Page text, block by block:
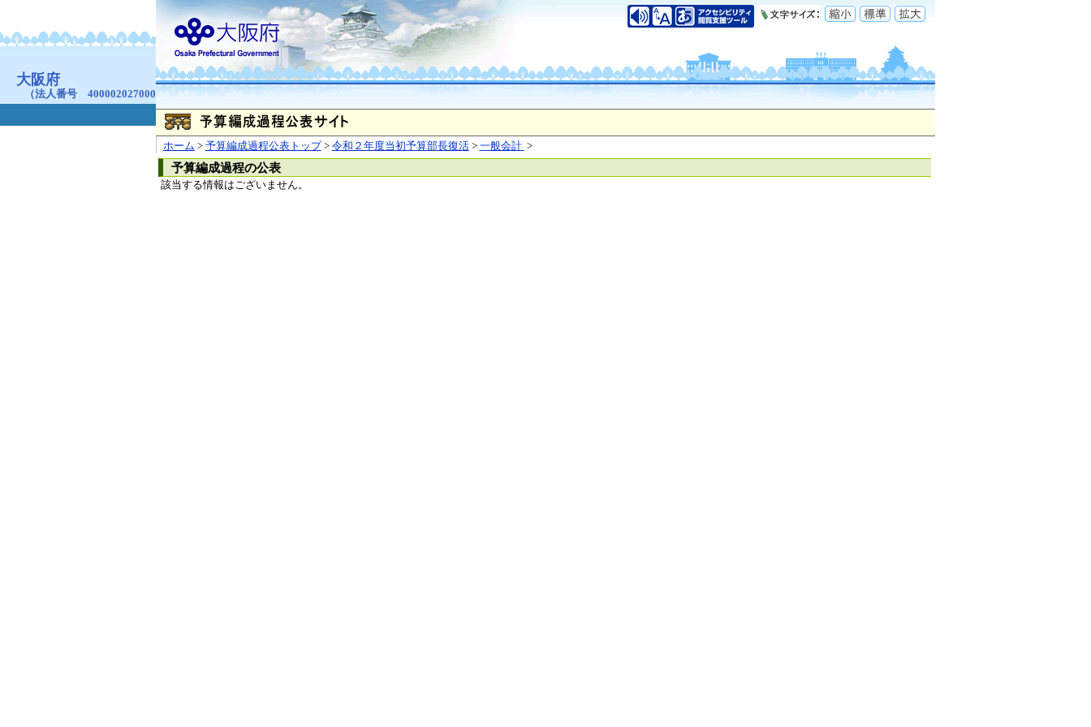
ホーム > 予算編成過程公表トップ> 令和２年度当初予算部長復活> 一般会計 >
予算編成過程の公表
該当する情報はございません。
お問合せ 個人情報の取り扱いについて
大阪府
（法人番号 4000020270008）
本庁 〒540-8570 大阪市中央区大手前2丁目
（代表電話）06-6941-0351
咲洲庁舎
〒559-8555 大阪市住之江区南港北1-14-16
（代表電話）06-6941-0351
© Copyright 2003-2026 Osaka Prefecture,All rights reserved.